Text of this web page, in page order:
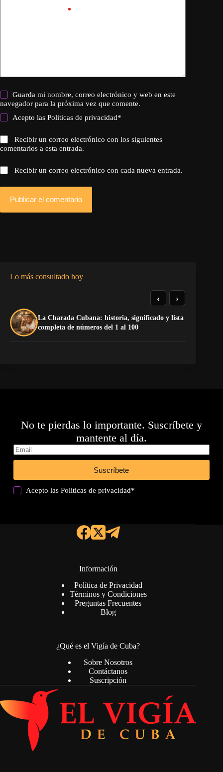
*
Guarda mi nombre, correo electrónico y web en este
navegador para la próxima vez que comente.
Acepto lasPoliticas de privacidad*
Recibir un correo electrónico con los siguientes
comentarios a esta entrada.
Recibir un correo electrónico con cada nueva entrada.
Publicar el comentario
Lo más consultado hoy
La Charada Cubana: historia, significado y lista
completa de números del 1 al 100
‹ ›
No te pierdas lo importante. Suscríbete y
mantente al día.
Suscríbete
Acepto lasPoliticas de privacidad*
Información
Política de Privacidad
Términos y Condiciones
Preguntas Frecuentes
Blog
¿Qué es el Vigía de Cuba?
Sobre Nosotros
Contáctanos
Suscripción